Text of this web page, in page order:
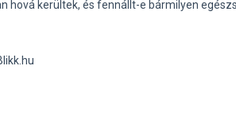
hová kerültek, és fennállt-e bármilyen